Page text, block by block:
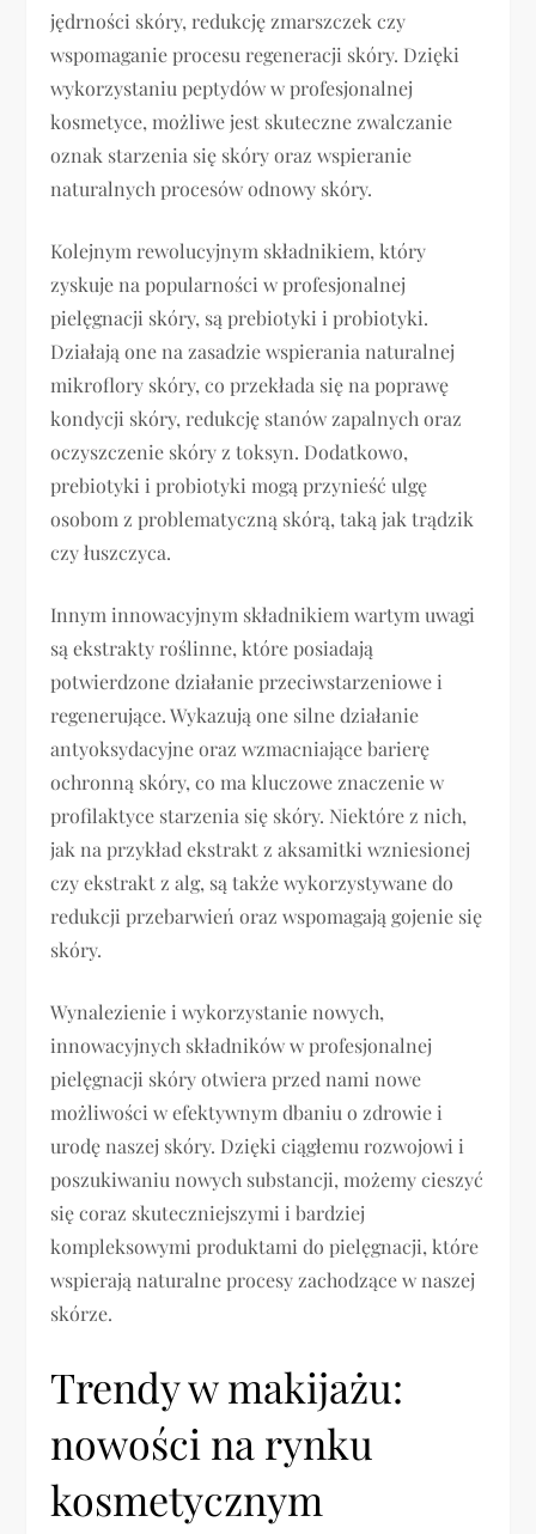
jędrności skóry, redukcję zmarszczek czy
wspomaganie procesu regeneracji skóry. Dzięki
wykorzystaniu peptydów w profesjonalnej
kosmetyce, możliwe jest skuteczne zwalczanie
oznak starzenia się skóry oraz wspieranie
naturalnych procesów odnowy skóry.
Kolejnym rewolucyjnym składnikiem, który
zyskuje na popularności w profesjonalnej
pielęgnacji skóry, są prebiotyki i probiotyki.
Działają one na zasadzie wspierania naturalnej
mikroflory skóry, co przekłada się na poprawę
kondycji skóry, redukcję stanów zapalnych oraz
oczyszczenie skóry z toksyn. Dodatkowo,
prebiotyki i probiotyki mogą przynieść ulgę
osobom z problematyczną skórą, taką jak trądzik
czy łuszczyca.
Innym innowacyjnym składnikiem wartym uwagi
są ekstrakty roślinne, które posiadają
potwierdzone działanie przeciwstarzeniowe i
regenerujące. Wykazują one silne działanie
antyoksydacyjne oraz wzmacniające barierę
ochronną skóry, co ma kluczowe znaczenie w
profilaktyce starzenia się skóry. Niektóre z nich,
jak na przykład ekstrakt z aksamitki wzniesionej
czy ekstrakt z alg, są także wykorzystywane do
redukcji przebarwień oraz wspomagają gojenie się
skóry.
Wynalezienie i wykorzystanie nowych,
innowacyjnych składników w profesjonalnej
pielęgnacji skóry otwiera przed nami nowe
możliwości w efektywnym dbaniu o zdrowie i
urodę naszej skóry. Dzięki ciągłemu rozwojowi i
poszukiwaniu nowych substancji, możemy cieszyć
się coraz skuteczniejszymi i bardziej
kompleksowymi produktami do pielęgnacji, które
wspierają naturalne procesy zachodzące w naszej
skórze.
Trendy w makijażu:
nowości na rynku
kosmetycznym